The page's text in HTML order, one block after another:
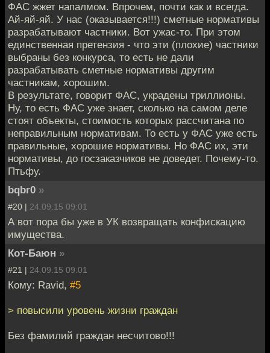
ФАС жжет напалмом. Впрочем, почти как и всегда.
Ай-яй-яй. У нас (оказывается!!!) сметные нормативы
разрабатывают частники. Вот ужас-то. При этом
единственная претензия - что эти (плохие) частники
выбраны без конкурса, то есть не дали
разрабатывать сметные нормативы другим
частникам, хорошим.
В результате, говорит ФАС, украдены триллионы.
Ну, то есть ФАС уже знает, сколько на самом деле
стоят объекты, стоимость которых рассчитана по
неправильным нормативам. То есть у ФАС уже есть
правильные, хорошие нормативы. Но ФАС их, эти
нормативы, до госзаказчиков не доведет. Почему-то.
Птьфу.
bqbr0 »
#20 | 24.09.15 09:01
А вот пора бы уже в УК возвращать конфискацию
имущества.
Кот-Баюн »
#21 | 24.09.15 09:01
Кому: Ravid, #5
> повысили уровень жизни граждан
Без фамилий граждан несчитово!!!